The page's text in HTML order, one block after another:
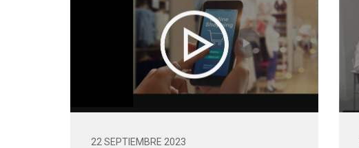
22 SEPTIEMBRE 2023